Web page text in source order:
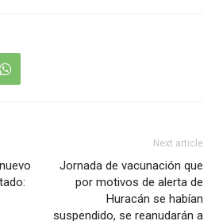
Next article
Jornada de vacunación que
por motivos de alerta de
Huracán se habían
suspendido, se reanudarán a